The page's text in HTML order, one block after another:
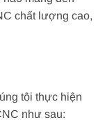
chất lượng cao,
tôi thực hiện
như sau: